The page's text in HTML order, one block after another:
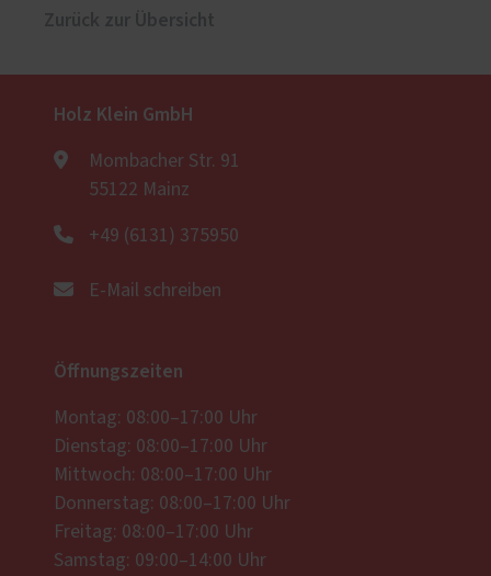
Holz Klein GmbH
Mombacher Str. 91
55122 Mainz
+49 (6131) 375950
E-Mail schreiben
Öffnungszeiten
Montag: 08:00–17:00 Uhr
Dienstag: 08:00–17:00 Uhr
Mittwoch: 08:00–17:00 Uhr
Donnerstag: 08:00–17:00 Uhr
Freitag: 08:00–17:00 Uhr
Samstag: 09:00–14:00 Uhr